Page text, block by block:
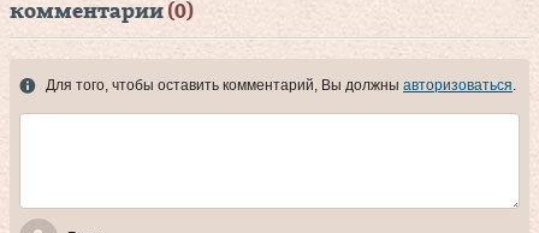
комментарии (0)
Для того, чтобы оставить комментарий, Вы должны авторизоваться.